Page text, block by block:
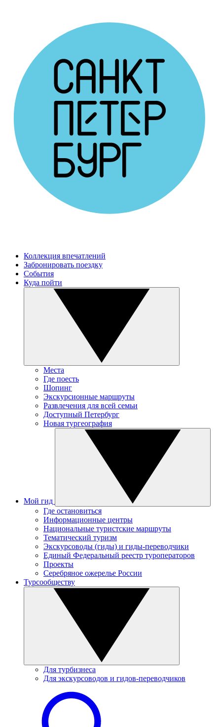
Коллекция впечатлений
Забронировать поездку
События
Куда пойти
Места
Где поесть
Шопинг
Экскурсионные маршруты
Развлечения для всей семьи
Доступный Петербург
Новая тургеография
Мой гид
Где остановиться
Информационные центры
Национальные туристские маршруты
Тематический туризм
Экскурсоводы (гиды) и гиды-переводчики
Единый Федеральный реестр туроператоров
Проекты
Серебряное ожерелье России
Турсообществу
Для турбизнеса
Для экскурсоводов и гидов-переводчиков